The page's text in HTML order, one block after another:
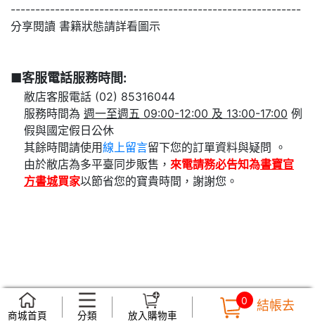
-----------------------------------------------------------
分享閱讀 書籍狀態請詳看圖示
■客服電話服務時間:
敝店客服電話 (02) 85316044
服務時間為 週一至週五 09:00-12:00 及 13:00-17:00 例
假與國定假日公休
其餘時間請使用線上留言
留下您的訂單資料與疑問 。
由於敝店為多平臺同步販售， 來電請務必告知為書寶官
方書城買家以節省您的寶貴時間，謝謝您。
商城首頁 分類 放入購物車
0 結帳去